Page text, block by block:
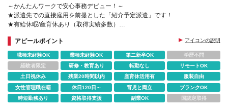
～かんたんワークで安心事務デビュー！～
★派遣先での直接雇用を前提とした「紹介予定派遣」です！
★有給休暇/産育休あり（取得実績多数）
アピールポイント
アイコンの説明
職種未経験OK 業種未経験OK 第二新卒OK
学歴不問
経験者限定
研修・教育あり 転勤なし
リモートOK
土日祝休み
残業20時間以内 産育休活用有
服装自由
女性管理職在籍
休日120日～ 育児と両立
ブランクOK
時短勤務あり
資格取得支援 副業OK 国認定取得